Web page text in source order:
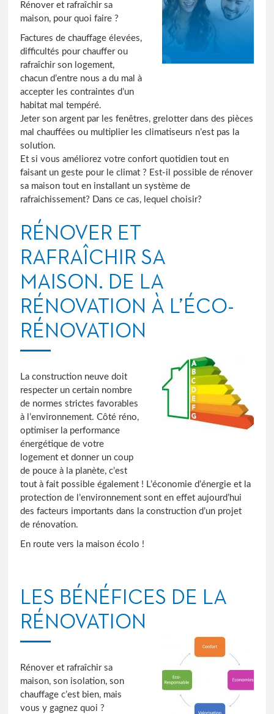
Rénover et rafraîchir sa
maison, pour quoi faire ?
Factures de chauffage élevées,
difficultés pour chauffer ou
rafraîchir son logement,
chacun d’entre nous a du mal à
accepter les contraintes d’un
habitat mal tempéré.
Jeter son argent par les fenêtres, grelotter dans des pièces
mal chauffées ou multiplier les climatiseurs n’est pas la
solution.
Et si vous améliorez votre confort quotidien tout en
faisant un geste pour le climat ? Est-il possible de rénover
sa maison tout en installant un système de
rafraichissement? Dans ce cas, lequel choisir?
RÉNOVER ET
RAFRAÎCHIR SA
MAISON. DE LA
RÉNOVATION À L’ÉCO-
RÉNOVATION
La construction neuve doit
respecter un certain nombre
de normes strictes favorables
à l’environnement. Côté réno,
optimiser la performance
énergétique de votre
logement et donner un coup
de pouce à la planète, c’est
tout à fait possible également ! L’économie d’énergie et la
protection de l’environnement sont en effet aujourd’hui
des facteurs importants dans la construction d’un projet
de rénovation.
En route vers la maison écolo !
LES BÉNÉFICES DE LA
RÉNOVATION
Rénover et rafraîchir sa
maison, son isolation, son
chauffage c’est bien, mais
vous y gagnez quoi ?